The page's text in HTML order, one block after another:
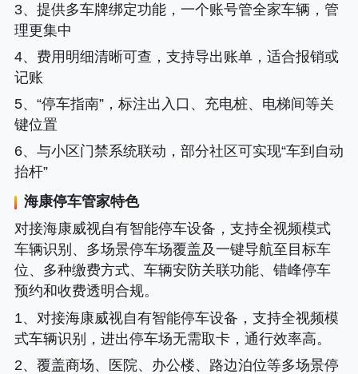
3、提供多车牌绑定功能，一个账号管全家车辆，管
理更集中
4、费用明细清晰可查，支持导出账单，适合报销或
记账
5、“停车指南”，标注出入口、充电桩、电梯间等关
键位置
6、与小区门禁系统联动，部分社区可实现“车到自动
抬杆”
海康停车管家特色
对接海康威视自有智能停车设备，支持全视频模式
车辆识别、多场景停车场覆盖及一键导航至目标车
位、多种缴费方式、车辆安防关联功能、错峰停车
预约和收费透明合规。
1、对接海康威视自有智能停车设备，支持全视频模
式车辆识别，进出停车场无需取卡，通行效率高。
2、覆盖商场、医院、办公楼、路边泊位等多场景停